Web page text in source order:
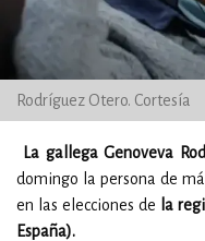
Rodríguez Otero. Cortesía
La gallega Genoveva
domingo la persona de
en las elecciones de la
España).